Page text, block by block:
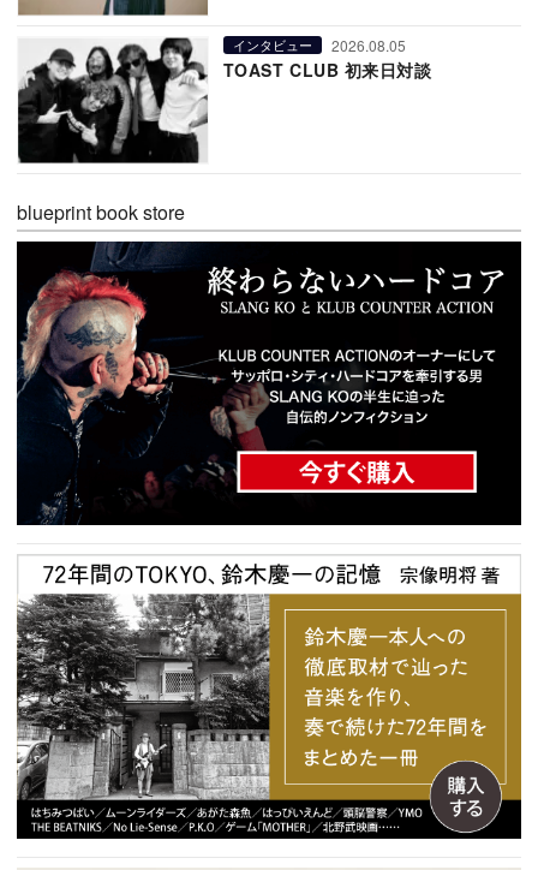
インタビュー 2026.08.05
TOAST CLUB 初来日対談
blueprint book store